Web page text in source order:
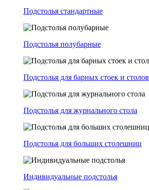
Подстолья стандартные
Подстолья полубарные
Подстолья для барных стоек и столов
Подстолья для журнального стола
Подстолья для больших столешниц
Индивидуальные подстолья